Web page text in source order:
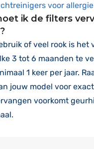
voor allergie
ik de filters
of veel rook is het
3 tot 6 maanden te
1 keer per jaar.
jouw model voor
voorkomt